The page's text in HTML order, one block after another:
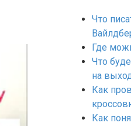
Что
Где
Что
на
Как
Как